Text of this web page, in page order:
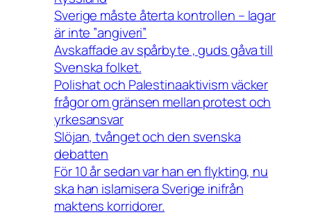
Sverige måste återta kontrollen – lagar
är inte ”angiveri”
Avskaffade av spårbyte , guds gåva till
Svenska folket.
Polishat och Palestinaaktivism väcker
frågor om gränsen mellan protest och
yrkesansvar
Slöjan, tvånget och den svenska
debatten
För 10 år sedan var han en flykting, nu
ska han islamisera Sverige inifrån
maktens korridorer.